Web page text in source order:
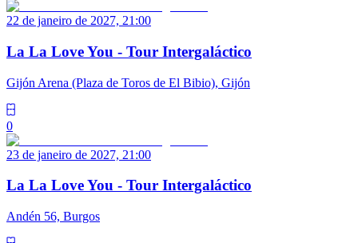
22 de janeiro de 2027, 21:00
La La Love You - Tour Intergaláctico
Gijón Arena (Plaza de Toros de El Bibio), Gijón
0
23 de janeiro de 2027, 21:00
La La Love You - Tour Intergaláctico
Andén 56, Burgos